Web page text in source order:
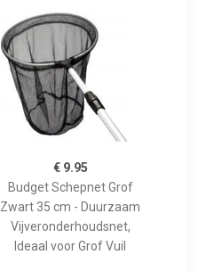
€ 9.95
Budget Schepnet Grof
Zwart 35 cm - Duurzaam
Vijveronderhoudsnet,
Ideaal voor Grof Vuil